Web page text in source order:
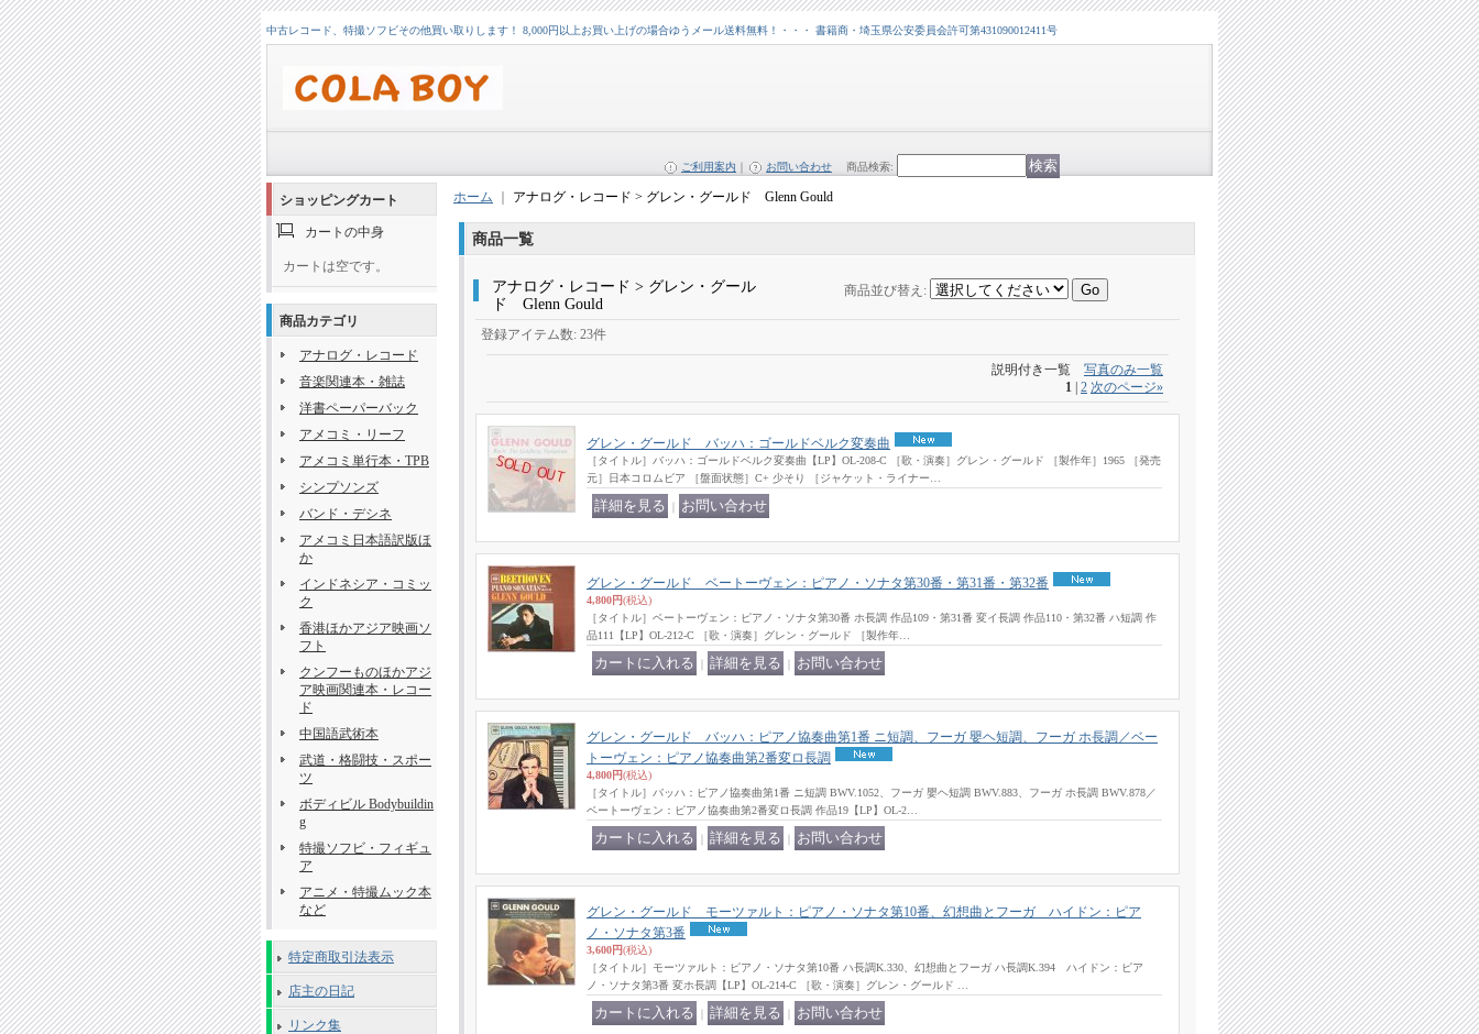
中古レコード、特撮ソフビその他買い取りします！ 8,000円以上お買い上げの場合ゆうメール送料無料！・・・ 書籍商・埼玉県公安委員会許可第431090012411号
ご利用案内 お問い合わせ 商品検索:
ショッピングカート
カートの中身
カートは空です。
商品カテゴリ
アナログ・レコード
音楽関連本・雑誌
洋書ペーパーバック
アメコミ・リーフ
アメコミ単行本・TPB
シンプソンズ
バンド・デシネ
アメコミ日本語訳版ほ
か
インドネシア・コミッ
ク
香港ほかアジア映画ソ
フト
クンフーものほかアジ
ア映画関連本・レコー
ド
中国語武術本
武道・格闘技・スポー
ツ
ボディビル Bodybuildin
g
特撮ソフビ・フィギュ
ア
アニメ・特撮ムック本
など
特定商取引法表示
店主の日記
リンク集
ホーム アナログ・レコード > グレン・グールド Glenn Gould
商品一覧
アナログ・レコード > グレン・グール
ド Glenn Gould
商品並び替え :
登録アイテム数: 23件
説明付き一覧 写真のみ一覧
1 2 次のページ»
グレン・グールド バッハ：ゴールドベルク変奏曲
［タイトル］バッハ：ゴールドベルク変奏曲【LP】OL-208-C ［歌・演奏］グレン・グールド ［製作年］1965 ［発売
元］日本コロムビア ［盤面状態］C+ 少そり ［ジャケット・ライナー…
グレン・グールド ベートーヴェン：ピアノ・ソナタ第30番・第31番・第32番
4,800円(税込)
［タイトル］ベートーヴェン：ピアノ・ソナタ第30番 ホ長調 作品109・第31番 変イ長調 作品110・第32番 ハ短調 作
品111【LP】OL-212-C ［歌・演奏］グレン・グールド ［製作年…
グレン・グールド バッハ：ピアノ協奏曲第1番 ニ短調、フーガ 嬰ヘ短調、フーガ ホ長調／ベー
トーヴェン：ピアノ協奏曲第2番変ロ長調
4,800円(税込)
［タイトル］バッハ：ピアノ協奏曲第1番 ニ短調 BWV.1052、フーガ 嬰ヘ短調 BWV.883、フーガ ホ長調 BWV.878／
ベートーヴェン：ピアノ協奏曲第2番変ロ長調 作品19【LP】OL-2…
グレン・グールド モーツァルト：ピアノ・ソナタ第10番、幻想曲とフーガ ハイドン：ピア
ノ・ソナタ第3番
3,600円(税込)
［タイトル］モーツァルト：ピアノ・ソナタ第10番 ハ長調K.330、幻想曲とフーガ ハ長調K.394 ハイドン：ピア
ノ・ソナタ第3番 変ホ長調【LP】OL-214-C ［歌・演奏］グレン・グールド …